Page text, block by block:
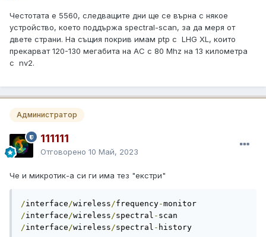
Честотата е 5560, следващите дни ще се върна с някое
устройство, което поддържа spectral-scan, за да меря от
двете страни. На същия покрив имам ptp с LHG XL, които
прекарват 120-130 мегабита на AC с 80 Mhz на 13 километра
с nv2.
Администратор
111111
Отговорено 10 Май, 2023
Че и микротик-а си ги има тез "екстри"
/interface/wireless/frequency-
/interface/wireless/spectral -
/interface/wireless/spectral - history